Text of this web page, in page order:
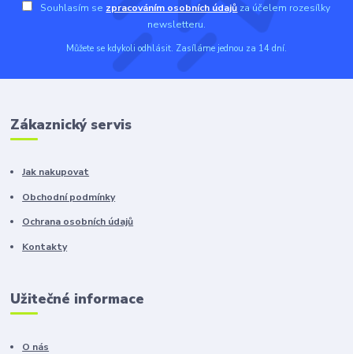
Souhlasím se zpracováním osobních údajů za účelem rozesílky
newsletteru.
Můžete se kdykoli odhlásit. Zasíláme jednou za 14 dní.
Zákaznický servis
Jak nakupovat
Obchodní podmínky
Ochrana osobních údajů
Kontakty
Užitečné informace
O nás